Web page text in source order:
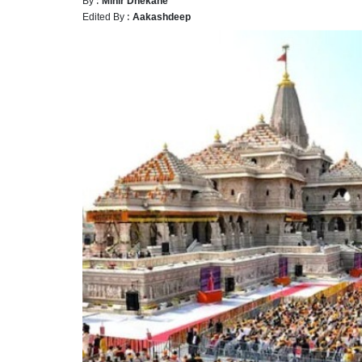
Edited By :Aakashdeep
जम्मू-